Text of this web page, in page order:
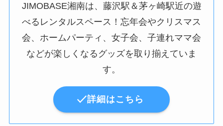
JIMOBASE湘南は、藤沢駅＆茅ヶ崎駅近の遊
べるレンタルスペース！忘年会やクリスマス
会、ホームパーティ、女子会、子連れママ会
などが楽しくなるグッズを取り揃えていま
す。
詳細はこちら